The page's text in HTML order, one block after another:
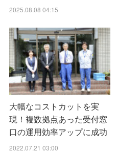
2025.08.08 04:15
大幅なコストカットを実
現！複数拠点あった受付窓
口の運用効率アップに成功
2022.07.21 03:00